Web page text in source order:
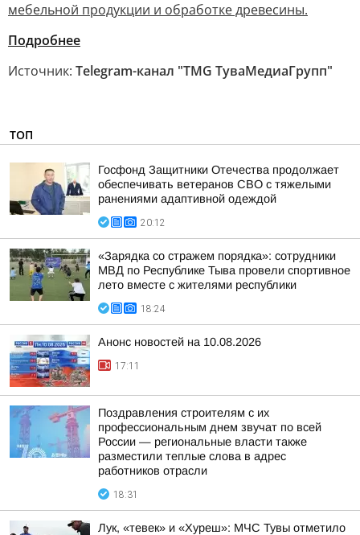
мебельной продукции и обработке древесины.
Подробнее
Источник: Telegram-канал "TMG ТуваМедиаГрупп"
ТОП
Госфонд Защитники Отечества продолжает
обеспечивать ветеранов СВО с тяжелыми
ранениями адаптивной одеждой
20:12
«Зарядка со стражем порядка»: сотрудники
МВД по Республике Тыва провели спортивное
лето вместе с жителями республики
18:24
Анонс новостей на 10.08.2026
17:11
Поздравления строителям с их
профессиональным днем звучат по всей
России — региональные власти также
разместили теплые слова в адрес
работников отрасли
18:31
Лук, «тевек» и «Хуреш»: МЧС Тувы отметило